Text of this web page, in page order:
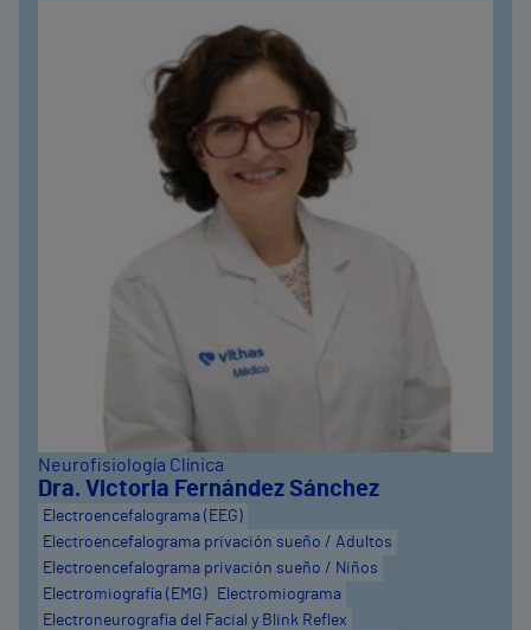
Neurofisiología Clínica
Dra. Victoria Fernández Sánchez
Electroencefalograma (EEG)
Electroencefalograma privación sueño / Adultos
Electroencefalograma privación sueño / Niños
Electromiografía (EMG)
Electromiograma
Electroneurografía del Facial y Blink Reflex